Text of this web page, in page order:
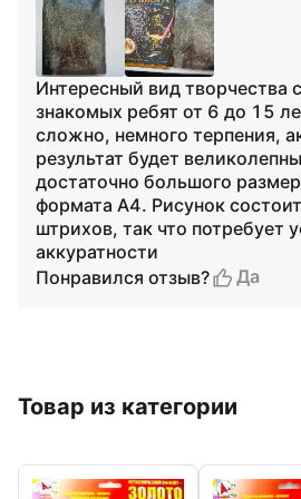
Интересный вид творчества
знакомых ребят от 6 до 15
сложно, немного терпения,
результат будет
достаточно большого
формата А4. Рисунок
штрихов, так что потребует
аккуратности
Понравился отзыв?
Да
Товар из категории